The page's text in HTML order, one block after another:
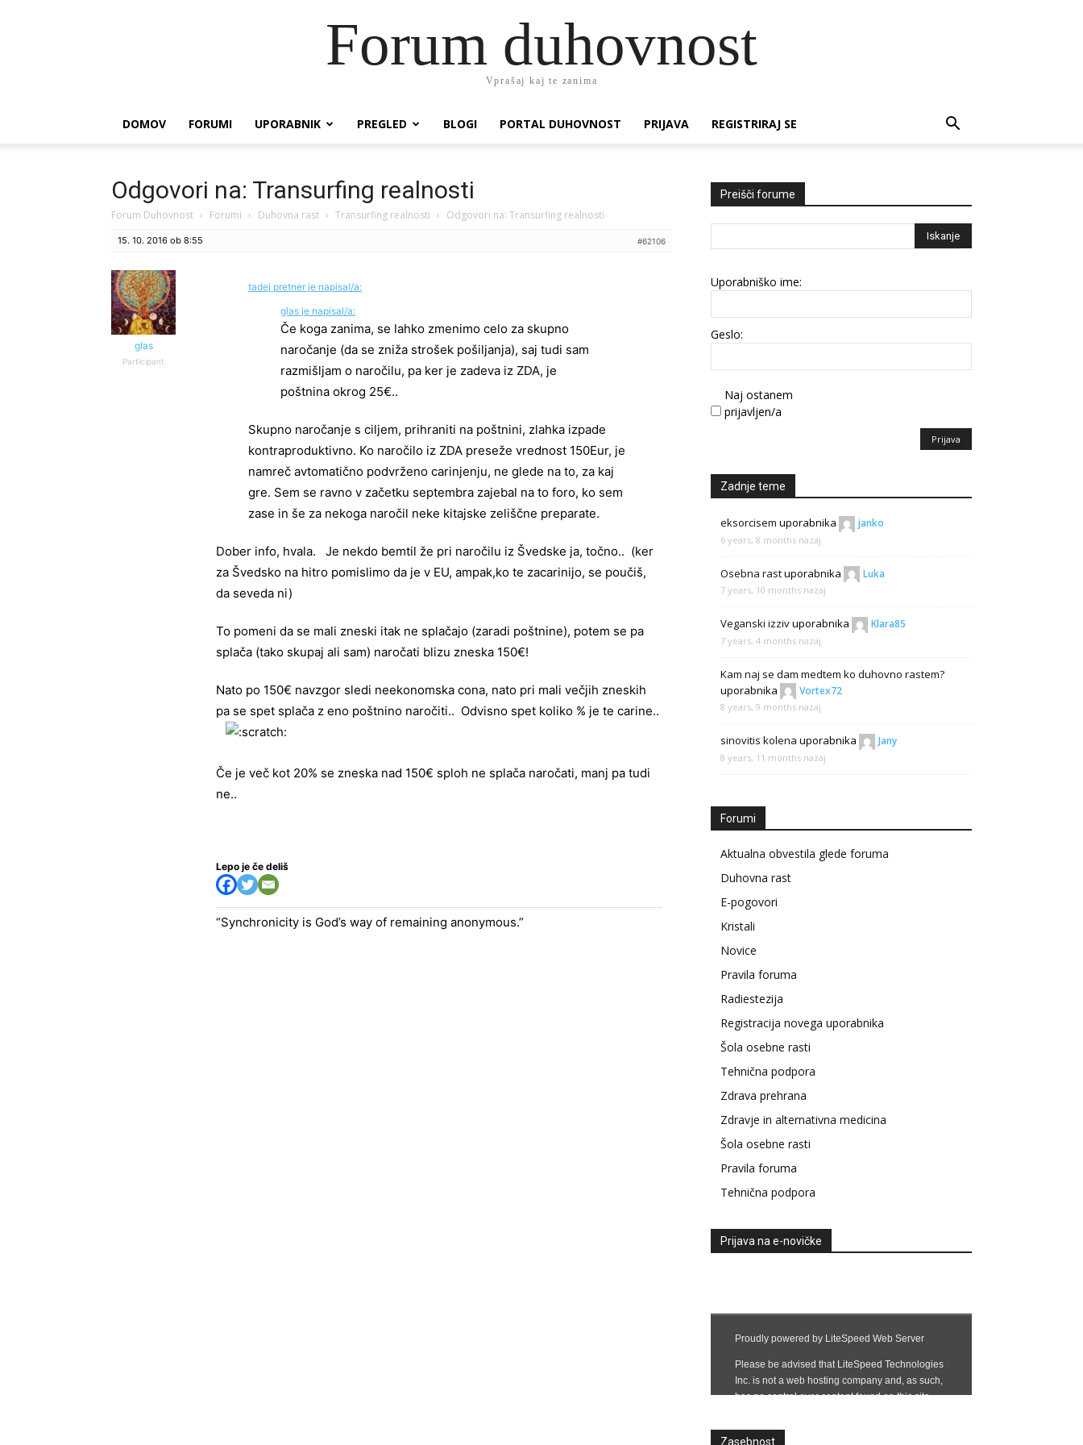
Forum duhovnost
Vprašaj kaj te zanima
DOMOV FORUMI UPORABNIK PREGLED BLOGI PORTAL DUHOVNOST PRIJAVA REGISTRIRAJ SE
Odgovori na: Transurfing realnosti
Forum Duhovnost › Forumi › Duhovna rast › Transurfing realnosti › Odgovori na: Transurfing realnosti
15. 10. 2016 ob 8:55 #62106
glas
Participant
tadej pretner je napisal/a:
glas je napisal/a:
Če koga zanima, se lahko zmenimo celo za skupno
naročanje (da se zniža strošek pošiljanja), saj tudi sam
razmišljam o naročilu, pa ker je zadeva iz ZDA, je
poštnina okrog 25€..
Skupno naročanje s ciljem, prihraniti na poštnini, zlahka izpade
kontraproduktivno. Ko naročilo iz ZDA preseže vrednost 150Eur, je
namreč avtomatično podvrženo carinjenju, ne glede na to, za kaj
gre. Sem se ravno v začetku septembra zajebal na to foro, ko sem
zase in še za nekoga naročil neke kitajske zeliščne preparate.
Dober info, hvala. Je nekdo bemtil že pri naročilu iz Švedske ja, točno.. (ker
za Švedsko na hitro pomislimo da je v EU, ampak,ko te zacarinijo, se poučiš,
da seveda ni)
To pomeni da se mali zneski itak ne splačajo (zaradi poštnine), potem se pa
splača (tako skupaj ali sam) naročati blizu zneska 150€!
Nato po 150€ navzgor sledi neekonomska cona, nato pri mali večjih zneskih
pa se spet splača z eno poštnino naročiti.. Odvisno spet koliko % je te carine..
Če je več kot 20% se zneska nad 150€ sploh ne splača naročati, manj pa tudi
ne..
Lepo je če deliš
“Synchronicity is God’s way of remaining anonymous.”
Preišči forume
Uporabniško ime:
Geslo:
Naj ostanem
prijavljen/a
Prijava
Zadnje teme
eksorcisem uporabnika janko
6 years, 8 months nazaj
Osebna rastuporabnika Luka
7 years, 10 months nazaj
Veganski izzivuporabnika Klara85
7 years, 4 months nazaj
Kam naj se dam medtem ko duhovno rastem?
uporabnika
Vortex72
8 years, 9 months nazaj
sinovitis kolena uporabnika Jany
8 years, 11 months nazaj
Forumi
Aktualna obvestila glede foruma
Duhovna rast
E-pogovori
Kristali
Novice
Pravila foruma
Radiestezija
Registracija novega uporabnika
Šola osebne rasti
Tehnična podpora
Zdrava prehrana
Zdravje in alternativna medicina
Šola osebne rasti
Pravila foruma
Tehnična podpora
Prijava na e-novičke
Zasebnost